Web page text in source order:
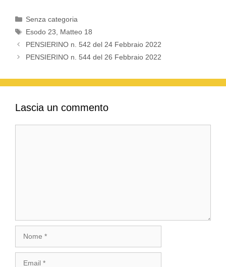
Categorie
Senza categoria
Tag
Esodo 23, Matteo 18
PENSIERINO n. 542 del 24 Febbraio 2022
PENSIERINO n. 544 del 26 Febbraio 2022
Lascia un commento